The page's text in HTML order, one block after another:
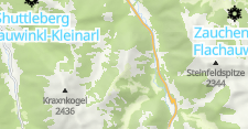
omtrent